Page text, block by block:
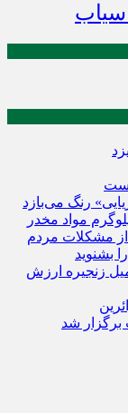
سیاب
رنگ می‌بازد
از مشکلات مردم
بشنوید
زنجیره ارزش
شد